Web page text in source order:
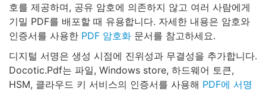
호를 제공하며, 공유 암호에 의존하지 않고 여러 사람에게
기밀 PDF를 배포할 때 유용합니다. 자세한 내용은 암호와
인증서를 사용한 PDF 암호화 문서를 참고하세요.
디지털 서명은 생성 시점에 진위성과 무결성을 추가합니다.
Docotic.Pdf는 파일, Windows store, 하드웨어 토큰,
HSM, 클라우드 키 서비스의 인증서를 사용해 PDF에 서명